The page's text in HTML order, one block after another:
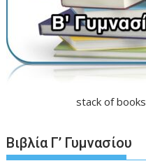
stack of books
Βιβλία Γ’ Γυμνασίου